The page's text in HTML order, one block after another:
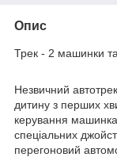
Опис
Трек - 2 машинки
Незвичний
дитину з перших
керування
спеціальних
перегоновий